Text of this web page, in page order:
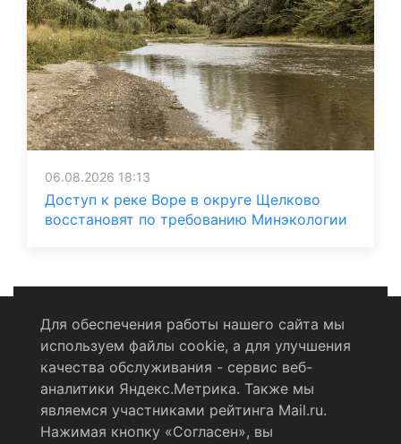
06.08.2026 18:13
Доступ к реке Воре в округе Щелково
восстановят по требованию Минэкологии
Политика конфиденциальности
Согласие на обработку персональных данных
RSS-лента
Для обеспечения работы нашего сайта мы
используем файлы cookie, а для улучшения
качества обслуживания - сервис веб-
аналитики Яндекс.Метрика. Также мы
являемся участниками рейтинга Mail.ru.
Нажимая кнопку «Согласен», вы